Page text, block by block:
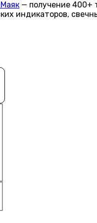
— получение 400+
индикаторов,